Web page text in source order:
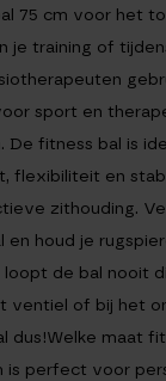
75 cm voor het
je training of
sport en
De fitness bal is
flexibiliteit en
zithouding.
houd je
de bal nooit
ventiel of bij het
dus!Welke maat
is perfect voor